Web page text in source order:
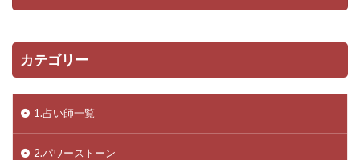
カテゴリー
1.占い師一覧
2.パワーストーン